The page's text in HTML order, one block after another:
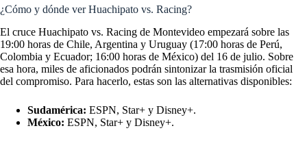
¿Cómo y dónde ver Huachipato vs. Racing?
El cruce Huachipato vs. Racing de Montevideo empezará sobre las
19:00 horas de Chile, Argentina y Uruguay (17:00 horas de Perú,
Colombia y Ecuador; 16:00 horas de México) del 16 de julio. Sobre
esa hora, miles de aficionados podrán sintonizar la trasmisión oficial
del compromiso. Para hacerlo, estas son las alternativas disponibles:
Sudamérica: ESPN, Star+ y Disney+.
México: ESPN, Star+ y Disney+.